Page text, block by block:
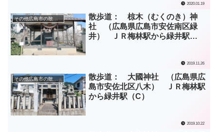
2020.01.19
その他広島市の散歩道
散歩道： 椋木（むくのき）神
社 （広島県広島市安佐南区緑
井） ＪＲ梅林駅から緑井駅
2019.11.26
その他広島市の散歩道
散歩道： 大國神社 （広島県広
島市安佐北区八木） ＪＲ梅林駅
から緑井駅（C）
2019.10.22